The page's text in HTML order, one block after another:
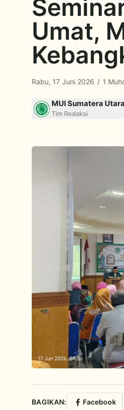
Umat,
Rabu, 17 Juni 2026 / 1
MUI Sumatera Utara
Tim Redaksi
BAGIKAN: Facebook